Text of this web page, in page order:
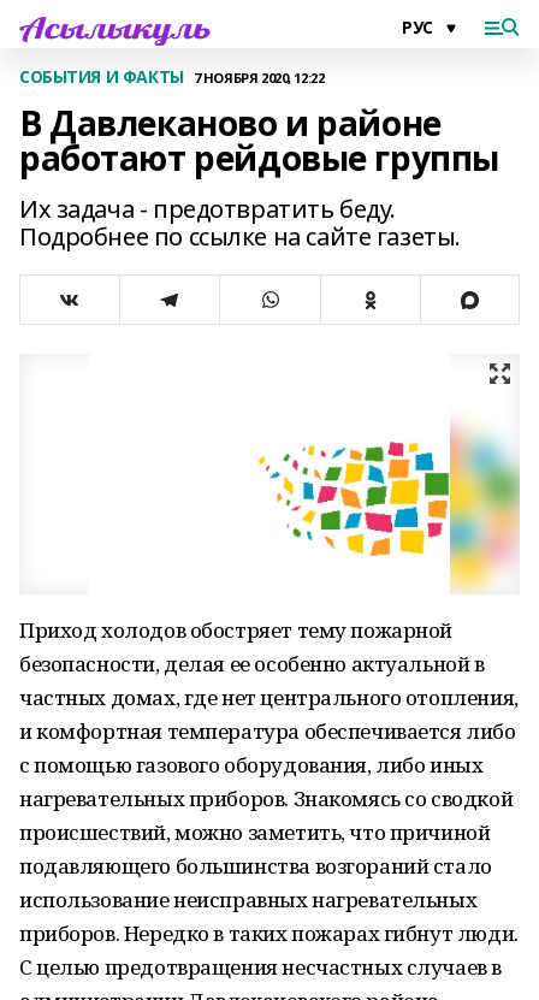
СОБЫТИЯ И ФАКТЫ 7 НОЯБРЯ 2020, 12:22
В Давлеканово и районе
работают рейдовые группы
Их задача - предотвратить беду.
Подробнее по ссылке на сайте газеты.
Приход холодов обостряет тему пожарной
безопасности, делая ее особенно актуальной в
частных домах, где нет центрального отопления,
и комфортная температура обеспечивается либо
с помощью газового оборудования, либо иных
нагревательных приборов. Знакомясь со сводкой
происшествий, можно заметить, что причиной
подавляющего большинства возгораний стало
использование неисправных нагревательных
приборов. Нередко в таких пожарах гибнут люди.
С целью предотвращения несчастных случаев в